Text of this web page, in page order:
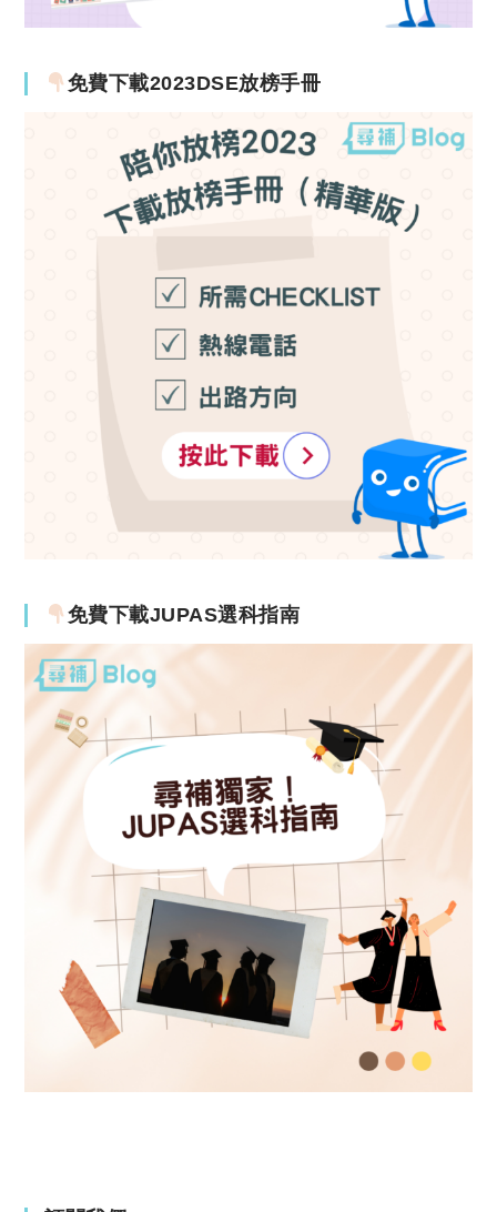
免費下載2023DSE放榜手冊
免費下載JUPAS選科指南